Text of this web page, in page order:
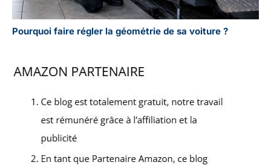
Pourquoi faire régler la géométrie de sa voiture ?